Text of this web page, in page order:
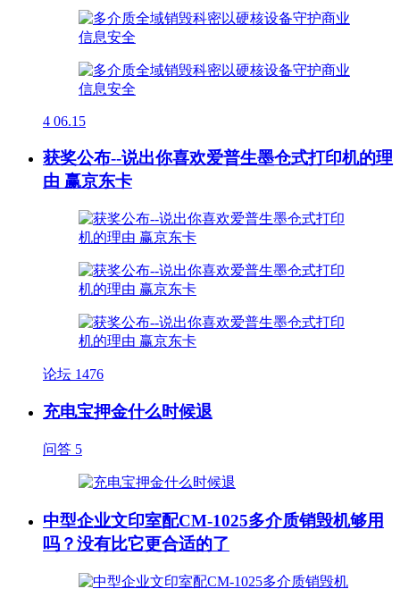
4 06.15
获奖公布--说出你喜欢爱普生墨仓式打印机的理
由 赢京东卡
论坛 1476
充电宝押金什么时候退
问答 5
中型企业文印室配CM-1025多介质销毁机够用
吗？没有比它更合适的了